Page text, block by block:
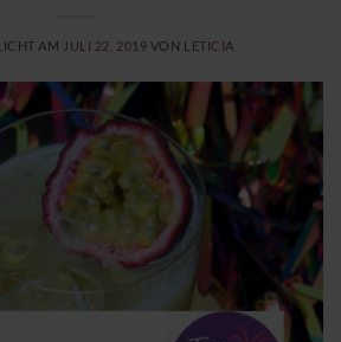
AM JULI 22, 2019 VON LETICIA